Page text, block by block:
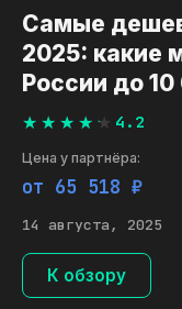
Самые
2025: какие
России до
4.2
Цена у партнёра:
от 65 518 ₽
14 августа, 2025
К обзору